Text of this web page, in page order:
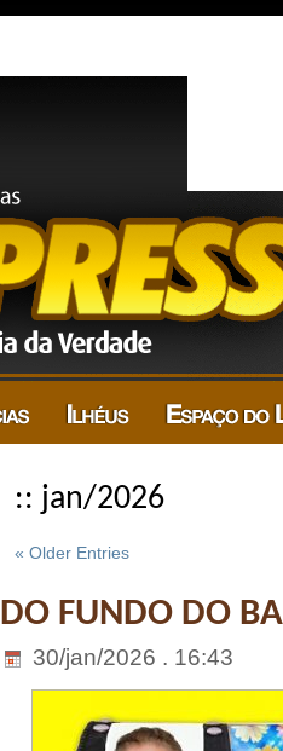
:: jan/2026
« Older Entries
DO FUNDO DO
30/jan/2026 . 16:43